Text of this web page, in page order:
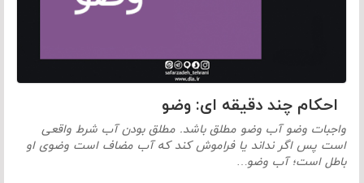
احکام چند دقیقه ای: وضو
واجبات وضو آب وضو مطلق باشد. مطلق بودن آب شرط واقعی
است پس اگر نداند یا فراموش کند که آب مضاف است وضوی او
باطل است؛ آب وضو…